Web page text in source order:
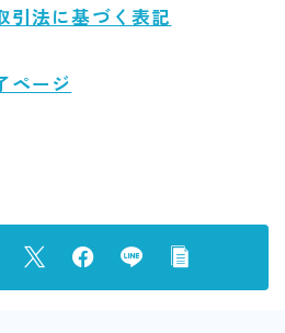
引法に基づく表記
ページ